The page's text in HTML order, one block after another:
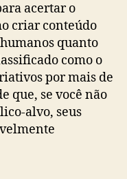
acertar o
criar conteúdo
quanto
como o
por mais de
que, se você não
alvo, seus